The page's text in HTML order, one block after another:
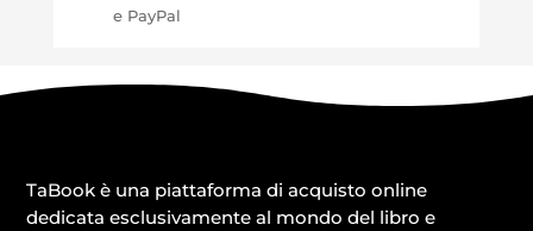
e PayPal
TaBook è una piattaforma di acquisto online
dedicata esclusivamente al mondo del libro e